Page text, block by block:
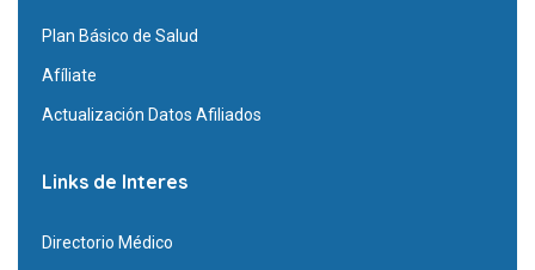
Plan Básico de Salud
Afíliate
Actualización Datos Afiliados
Links de Interes
Directorio Médico